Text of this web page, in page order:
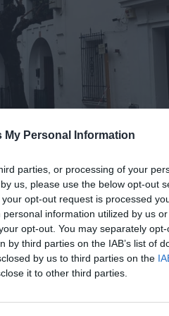
My Personal Information
parties, or processing of your
us, please use the below opt-out
opt-out request is processed
information utilized by us
opt-out. You may separately
third parties on the IAB’s list of
by us to third parties on the
it to other third parties.
forma gratuita.
forma en